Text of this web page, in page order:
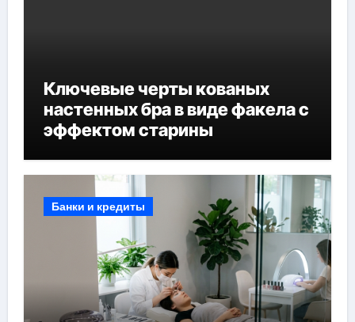
Ключевые черты кованых
настенных бра в виде факела с
эффектом старины
Банки и кредиты